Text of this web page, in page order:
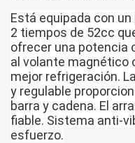
Está equipada con
2 tiempos de 52cc
ofrecer una potencia
al volante magnético
mejor refrigeración.
y regulable
barra y cadena. El
fiable. Sistema anti-
esfuerzo.